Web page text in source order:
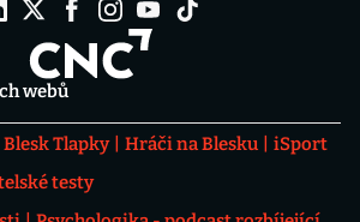
webů
Blesk Tlapky Hráči na Blesku
iSport
testy